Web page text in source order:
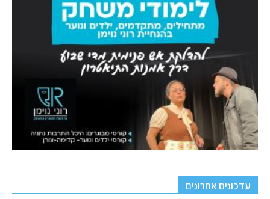
עדכונים אחרונים